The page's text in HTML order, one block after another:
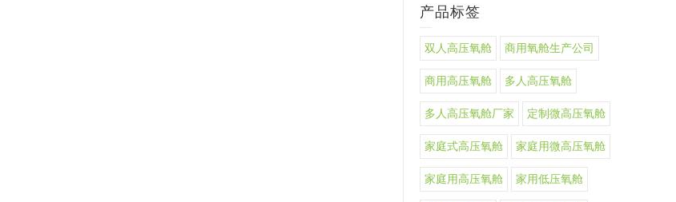
产品标签
双人高压氧舱 商用氧舱生产公司
商用高压氧舱 多人高压氧舱
多人高压氧舱厂家 定制微高压氧舱
家庭式高压氧舱 家庭用微高压氧舱
家庭用高压氧舱 家用低压氧舱